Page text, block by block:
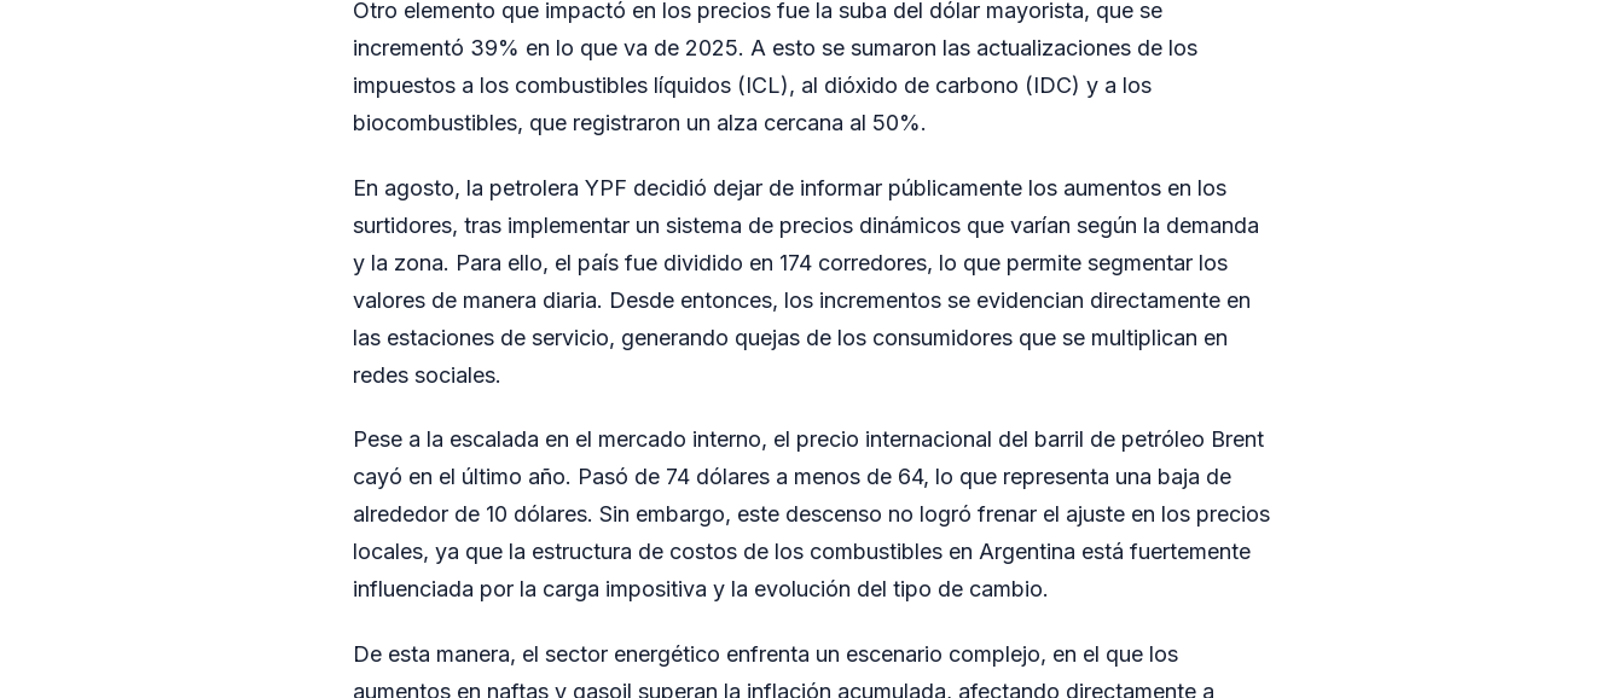
Otro elemento que impactó en los precios fue la suba del dólar mayorista, que se
incrementó 39% en lo que va de 2025. A esto se sumaron las actualizaciones de los
impuestos a los combustibles líquidos (ICL), al dióxido de carbono (IDC) y a los
biocombustibles, que registraron un alza cercana al 50%.
En agosto, la petrolera YPF decidió dejar de informar públicamente los aumentos en los
surtidores, tras implementar un sistema de precios dinámicos que varían según la demanda
y la zona. Para ello, el país fue dividido en 174 corredores, lo que permite segmentar los
valores de manera diaria. Desde entonces, los incrementos se evidencian directamente en
las estaciones de servicio, generando quejas de los consumidores que se multiplican en
redes sociales.
Pese a la escalada en el mercado interno, el precio internacional del barril de petróleo Brent
cayó en el último año. Pasó de 74 dólares a menos de 64, lo que representa una baja de
alrededor de 10 dólares. Sin embargo, este descenso no logró frenar el ajuste en los precios
locales, ya que la estructura de costos de los combustibles en Argentina está fuertemente
influenciada por la carga impositiva y la evolución del tipo de cambio.
De esta manera, el sector energético enfrenta un escenario complejo, en el que los
aumentos en naftas y gasoil superan la inflación acumulada, afectando directamente a